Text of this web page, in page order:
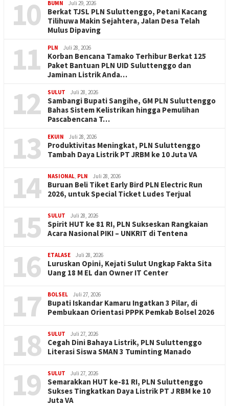
10 BUMN Juli 29, 2026
Berkat TJSL PLN Suluttenggo, Petani Kacang
Tilihuwa Makin Sejahtera, Jalan Desa Telah
Mulus Dipaving
11 PLN Juli 28, 2026
Korban Bencana Tamako Terhibur Berkat 125
Paket Bantuan PLN UID Suluttenggo dan
Jaminan Listrik Anda…
12 SULUT Juli 28, 2026
Sambangi Bupati Sangihe, GM PLN Suluttenggo
Bahas Sistem Kelistrikan hingga Pemulihan
Pascabencana T…
13 EKUIN Juli 28, 2026
Produktivitas Meningkat, PLN Suluttenggo
Tambah Daya Listrik PT JRBM ke 10 Juta VA
14 NASIONAL, PLN Juli 28, 2026
Buruan Beli Tiket Early Bird PLN Electric Run
2026, untuk Special Ticket Ludes Terjual
15 SULUT Juli 28, 2026
Spirit HUT ke 81 RI, PLN Sukseskan Rangkaian
Acara Nasional PIKI – UNKRIT di Tentena
16 ETALASE Juli 28, 2026
Luruskan Opini, Kejati Sulut Ungkap Fakta Sita
Uang 18 M EL dan Owner IT Center
17 BOLSEL Juli 27, 2026
Bupati Iskandar Kamaru Ingatkan 3 Pilar, di
Pembukaan Orientasi PPPK Pemkab Bolsel 2026
18 SULUT Juli 27, 2026
Cegah Dini Bahaya Listrik, PLN Suluttenggo
Literasi Siswa SMAN 3 Tuminting Manado
19 SULUT Juli 27, 2026
Semarakkan HUT ke-81 RI, PLN Suluttenggo
Sukses Tingkatkan Daya Listrik PT J RBM ke 10
Juta VA